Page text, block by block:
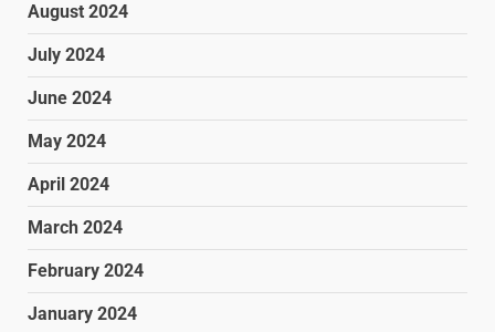
August 2024
July 2024
June 2024
May 2024
April 2024
March 2024
February 2024
January 2024